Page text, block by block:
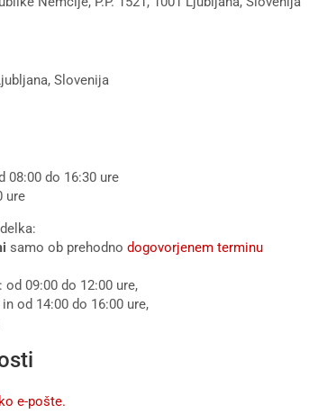
Slovenija
08:00 do 16:30 ure
ure
samo ob prehodno dogovorjenem terminu
09:00 do 12:00 ure,
od 14:00 do 16:00 ure,
e-pošte.